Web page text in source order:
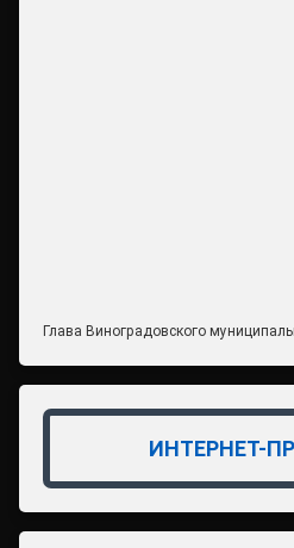
Глава Виноградовского
ИНТЕРНЕТ-